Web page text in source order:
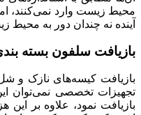
محیط زیست وارد نمی‌کنند،
آینده نه چندان دور به محیط
بازیافت سلفون بسته
بازیافت کیسه‌های نازک و
تجهیزات تخصصی نمی‌توان
بازیافت نمود، علاوه بر این